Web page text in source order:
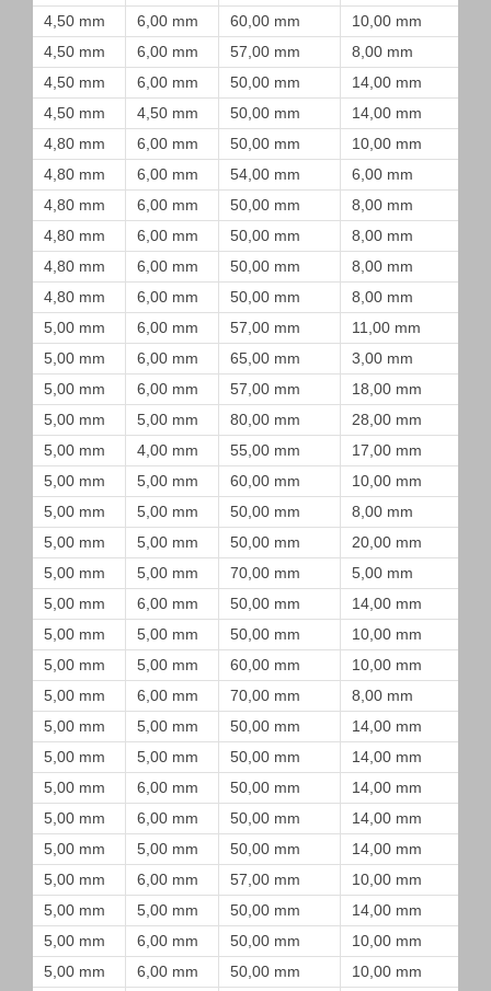
4,50 mm
6,00 mm 60,00 mm
10,00 mm
4,50 mm
6,00 mm 57,00 mm
8,00 mm
4,50 mm
6,00 mm 50,00 mm
14,00 mm
4,50 mm
4,50 mm 50,00 mm
14,00 mm
4,80 mm
6,00 mm 50,00 mm
10,00 mm
4,80 mm
6,00 mm 54,00 mm
6,00 mm
4,80 mm
6,00 mm 50,00 mm
8,00 mm
4,80 mm
6,00 mm 50,00 mm
8,00 mm
4,80 mm
6,00 mm 50,00 mm
8,00 mm
4,80 mm
6,00 mm 50,00 mm
8,00 mm
5,00 mm
6,00 mm 57,00 mm
11,00 mm
5,00 mm
6,00 mm 65,00 mm
3,00 mm
5,00 mm
6,00 mm 57,00 mm
18,00 mm
5,00 mm
5,00 mm 80,00 mm
28,00 mm
5,00 mm
4,00 mm 55,00 mm
17,00 mm
5,00 mm
5,00 mm 60,00 mm
10,00 mm
5,00 mm
5,00 mm 50,00 mm
8,00 mm
5,00 mm
5,00 mm 50,00 mm
20,00 mm
5,00 mm
5,00 mm 70,00 mm
5,00 mm
5,00 mm
6,00 mm 50,00 mm
14,00 mm
5,00 mm
5,00 mm 50,00 mm
10,00 mm
5,00 mm
5,00 mm 60,00 mm
10,00 mm
5,00 mm
6,00 mm 70,00 mm
8,00 mm
5,00 mm
5,00 mm 50,00 mm
14,00 mm
5,00 mm
5,00 mm 50,00 mm
14,00 mm
5,00 mm
6,00 mm 50,00 mm
14,00 mm
5,00 mm
6,00 mm 50,00 mm
14,00 mm
5,00 mm
5,00 mm 50,00 mm
14,00 mm
5,00 mm
6,00 mm 57,00 mm
10,00 mm
5,00 mm
5,00 mm 50,00 mm
14,00 mm
5,00 mm
6,00 mm 50,00 mm
10,00 mm
5,00 mm
6,00 mm 50,00 mm
10,00 mm